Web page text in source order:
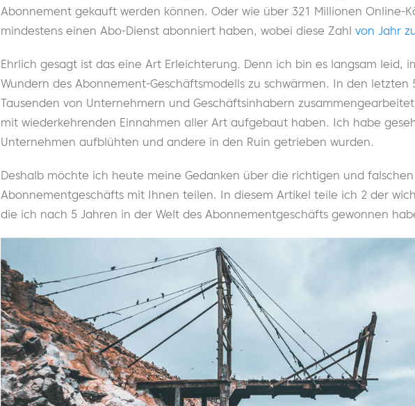
Abonnement gekauft werden können. Oder wie über 321 Millionen Online-
mindestens einen Abo-Dienst abonniert haben, wobei diese Zahl von Jahr
Ehrlich gesagt ist das eine Art Erleichterung. Denn ich bin es langsam leid,
Wundern des Abonnement-Geschäftsmodells zu schwärmen. In den
Tausenden von Unternehmern und Geschäftsinhabern
mit wiederkehrenden Einnahmen aller Art aufgebaut haben. Ich habe
Unternehmen aufblühten und andere in den Ruin getrieben wurden.
Deshalb möchte ich heute meine Gedanken über die richtigen und
Abonnementgeschäfts mit Ihnen teilen. In diesem Artikel teile ich 2 der
die ich nach 5 Jahren in der Welt des Abonnementgeschäfts gewonnen